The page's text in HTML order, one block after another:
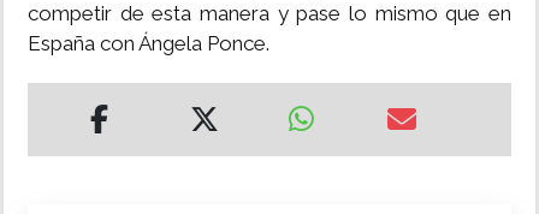
competir de esta manera y pase lo mismo que en
España con Ángela Ponce.